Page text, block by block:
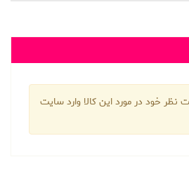
خود در مورد این کالا وارد سایت